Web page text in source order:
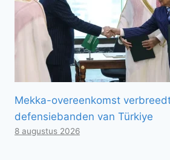
Mekka-overeenkomst
defensiebanden van Türkiye
8 augustus 2026